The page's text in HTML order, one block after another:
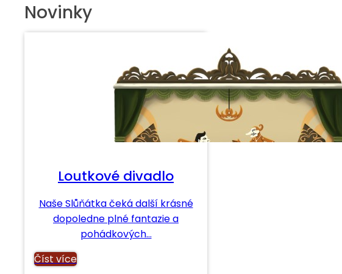
Novinky
Loutkové divadlo
Naše Slůňátka čeká další krásné
dopoledne plné fantazie a
pohádkových…
Číst více